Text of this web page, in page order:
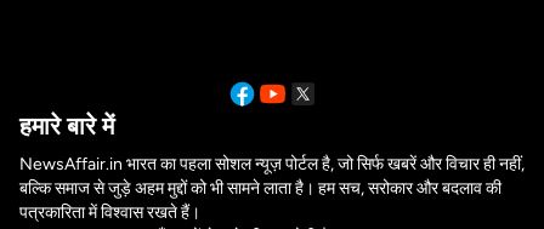
हमारे बारे में
NewsAffair.in भारत का पहला सोशल न्यूज़ पोर्टल है, जो सिर्फ खबरें और विचार ही नहीं,
बल्कि समाज से जुड़े अहम मुद्दों को भी सामने लाता है। हम सच, सरोकार और बदलाव की
पत्रकारिता में विश्वास रखते हैं।